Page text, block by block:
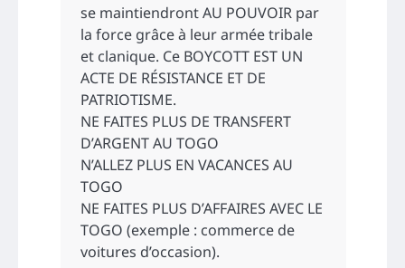
se maintiendront AU POUVOIR par
la force grâce à leur armée tribale
et clanique. Ce BOYCOTT EST UN
ACTE DE RÉSISTANCE ET DE
PATRIOTISME.
NE FAITES PLUS DE TRANSFERT
D’ARGENT AU TOGO
N’ALLEZ PLUS EN VACANCES AU
TOGO
NE FAITES PLUS D’AFFAIRES AVEC LE
TOGO (exemple : commerce de
voitures d’occasion).